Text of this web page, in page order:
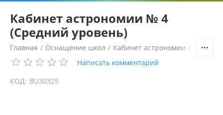
Кабинет астрономии № 4
(Средний уровень)
Главная / Оснащение школ / Кабинет астрономии /
Написать комментарий
КОД: BU30325